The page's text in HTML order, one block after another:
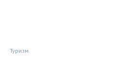
Туризм